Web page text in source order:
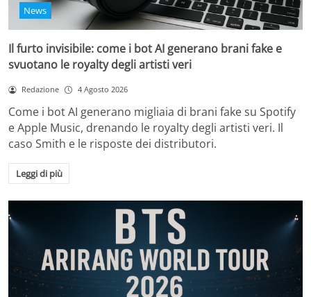
News
Il furto invisibile: come i bot AI generano brani fake e
svuotano le royalty degli artisti veri
Redazione 4 Agosto 2026
Come i bot AI generano migliaia di brani fake su Spotify
e Apple Music, drenando le royalty degli artisti veri. Il
caso Smith e le risposte dei distributori.
Leggi di più